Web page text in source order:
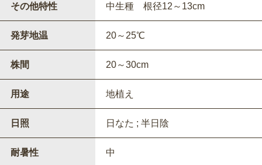
その他特性 中生種 根径12～13cm
発芽地温 20～25℃
株間 20～30cm
用途 地植え
日照 日なた ; 半日陰
耐暑性 中